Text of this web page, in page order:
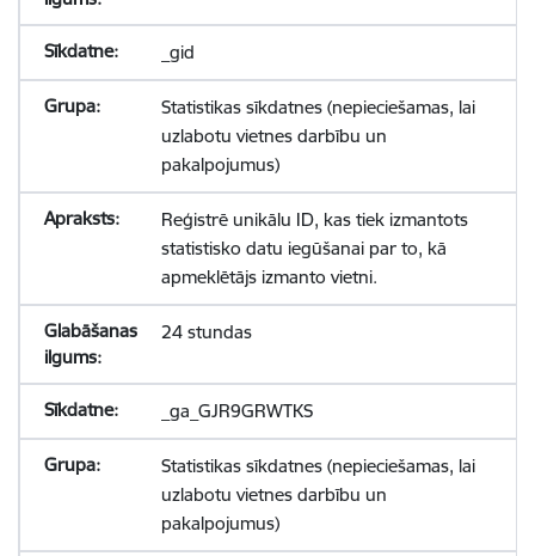
_gid
Statistikas sīkdatnes (nepieciešamas, lai
uzlabotu vietnes darbību un
pakalpojumus)
Reģistrē unikālu ID, kas tiek izmantots
statistisko datu iegūšanai par to, kā
apmeklētājs izmanto vietni.
24 stundas
_ga_GJR9GRWTKS
Statistikas sīkdatnes (nepieciešamas, lai
uzlabotu vietnes darbību un
pakalpojumus)